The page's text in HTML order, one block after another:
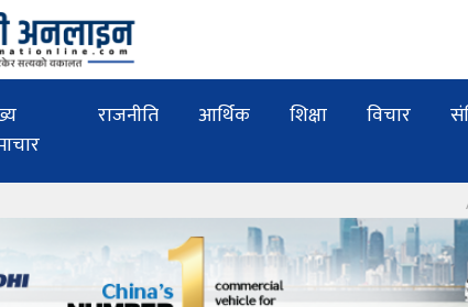
राजनीति आर्थिक शिक्षा विचार